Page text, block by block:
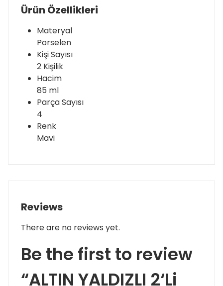
Ürün Özellikleri
Materyal
Porselen
Kişi Sayısı
2 Kişilik
Hacim
85 ml
Parça Sayısı
4
Renk
Mavi
Reviews
There are no reviews yet.
Be the first to review
“ALTIN YALDIZLI 2‘Li